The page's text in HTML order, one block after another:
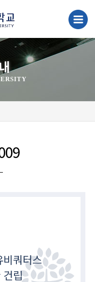
쿼터스
건립